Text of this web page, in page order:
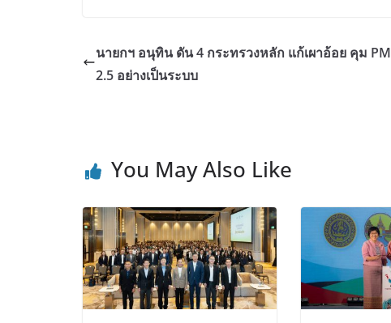
นายกฯ อนุทิน ดัน 4 กระทรวงหลัก แก้เผาอ้อย คุม PM
2.5 อย่างเป็นระบบ
You May Also Like